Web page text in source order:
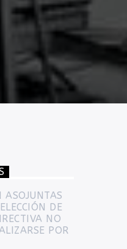
ASOJUNTAS
DE
NO
POR